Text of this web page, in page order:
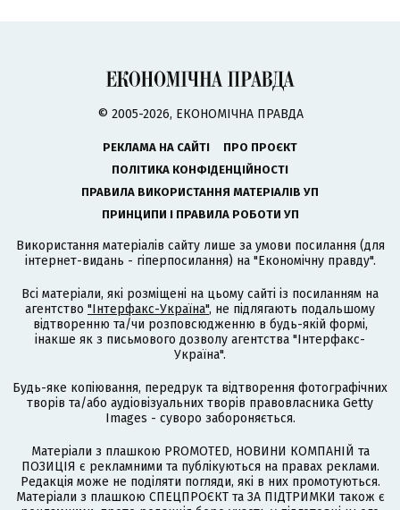
© 2005-2026, ЕКОНОМІЧНА ПРАВДА
РЕКЛАМА НА САЙТІ
ПРО ПРОЄКТ
ПОЛІТИКА КОНФІДЕНЦІЙНОСТІ
ПРАВИЛА ВИКОРИСТАННЯ МАТЕРІАЛІВ УП
ПРИНЦИПИ І ПРАВИЛА РОБОТИ УП
Використання матеріалів сайту лише за умови посилання (для
інтернет-видань - гіперпосилання) на "Економічну правду".
Всі матеріали, які розміщені на цьому сайті із посиланням на
агентство "Інтерфакс-Україна", не підлягають подальшому
відтворенню та/чи розповсюдженню в будь-якій формі,
інакше як з письмового дозволу агентства "Інтерфакс-
Україна".
Будь-яке копіювання, передрук та відтворення фотографічних
творів та/або аудіовізуальних творів правовласника Getty
Images - суворо забороняється.
Матеріали з плашкою PROMOTED, НОВИНИ КОМПАНІЙ та
ПОЗИЦІЯ є рекламними та публікуються на правах реклами.
Редакція може не поділяти погляди, які в них промотуються.
Матеріали з плашкою СПЕЦПРОЄКТ та ЗА ПІДТРИМКИ також є